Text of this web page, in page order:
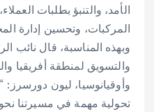
الأمد، والتنبؤ بطلبات
المركبات، وتحسين إدارة
وبهذه المناسبة، قال نائب
والتسويق لمنطقة أفريقيا
وأوقيانوسيا، ليون
تحولية مهمة في مسيرتنا